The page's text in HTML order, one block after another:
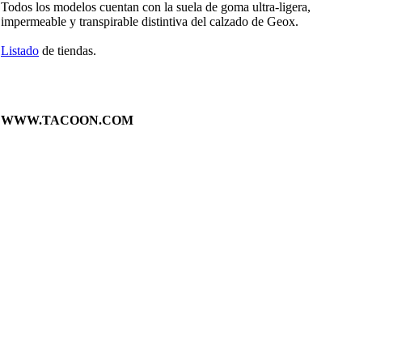
Todos los modelos cuentan con la suela de goma ultra-ligera,
impermeable y transpirable distintiva del calzado de Geox.
Listado de tiendas.
WWW.TACOON.COM